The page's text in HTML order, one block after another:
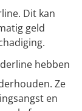
Dit kan
geld
hebben
Ze
en